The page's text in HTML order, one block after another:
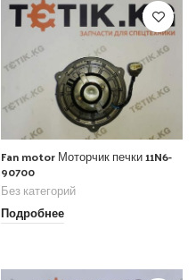
Fan motor Моторчик печки 11N6-
90700
Без категорий
Подробнее